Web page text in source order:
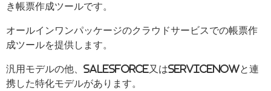
き帳票作成ツールです。
オールインワンパッケージのクラウドサービスでの帳票作
成ツールを提供します。
汎用モデルの他、Salesforce又はServiceNowと連
携した特化モデルがあります。